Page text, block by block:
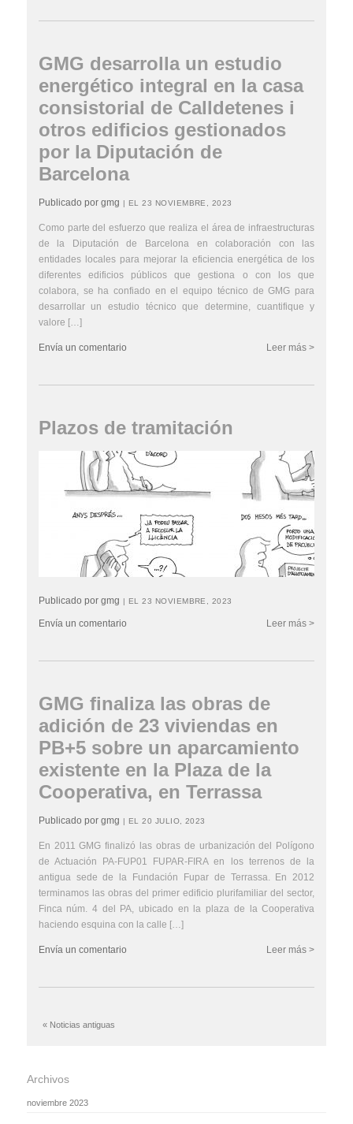
GMG desarrolla un estudio
energético integral en la casa
consistorial de Calldetenes i
otros edificios gestionados
por la Diputación de
Barcelona
Publicado por gmg | EL 23 NOVIEMBRE, 2023
Como parte del esfuerzo que realiza el área de infraestructuras
de la Diputación de Barcelona en colaboración con las
entidades locales para mejorar la eficiencia energética de los
diferentes edificios públicos que gestiona o con los que
colabora, se ha confiado en el equipo técnico de GMG para
desarrollar un estudio técnico que determine, cuantifique y
valore […]
Leer más >
Envía un comentario
Plazos de tramitación
Publicado por gmg | EL 23 NOVIEMBRE, 2023
Leer más >
Envía un comentario
GMG finaliza las obras de
adición de 23 viviendas en
PB+5 sobre un aparcamiento
existente en la Plaza de la
Cooperativa, en Terrassa
Publicado por gmg | EL 20 JULIO, 2023
En 2011 GMG finalizó las obras de urbanización del Polígono
de Actuación PA-FUP01 FUPAR-FIRA en los terrenos de la
antigua sede de la Fundación Fupar de Terrassa. En 2012
terminamos las obras del primer edificio plurifamiliar del sector,
Finca núm. 4 del PA, ubicado en la plaza de la Cooperativa
haciendo esquina con la calle […]
Leer más >
Envía un comentario
« Noticias antiguas
Archivos
noviembre 2023